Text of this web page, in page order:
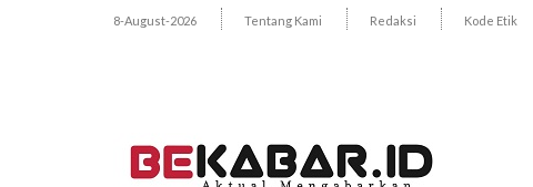
8-August-2026 Tentang Kami Redaksi Kode Etik